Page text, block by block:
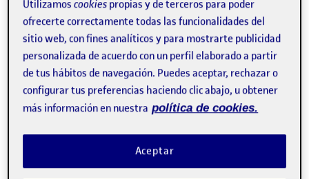
Publicado porPEC 1. Deconstrucción de
Publicado por
Maria del Carmen Calvo Gómez
Visibilidad:
Pública-Fecha de publicación
20 Oct 202120 octubre, 2021 7:17 pm
-1 comentarioen PEC 1. Deconstrucción de una
En esta entrada os presento mi trabajo para esta primera
Utilizamoscookies propias y de terceros para poder
ofrecerte correctamente todas las funcionalidades del
sitio web, con fines analíticos y para mostrarte publicidad
personalizada de acuerdo con un perfil elaborado a partir
de tus hábitos de navegación. Puedes aceptar, rechazar o
configurar tus preferencias haciendo clic abajo, u obtener
más información en nuestra política de cookies.
Aceptar